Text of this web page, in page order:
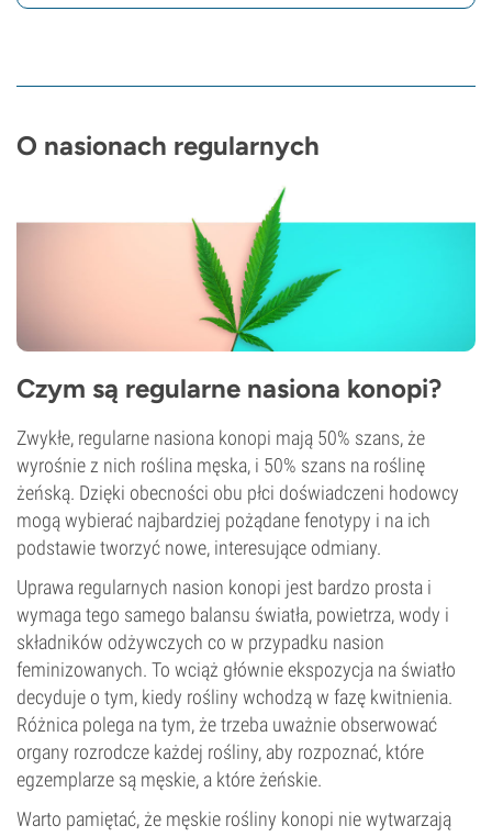
O nasionach regularnych
Czym są regularne nasiona konopi?
Zwykłe, regularne nasiona konopi mają 50% szans, że
wyrośnie z nich roślina męska, i 50% szans na roślinę
żeńską. Dzięki obecności obu płci doświadczeni hodowcy
mogą wybierać najbardziej pożądane fenotypy i na ich
podstawie tworzyć nowe, interesujące odmiany.
Uprawa regularnych nasion konopi jest bardzo prosta i
wymaga tego samego balansu światła, powietrza, wody i
składników odżywczych co w przypadku nasion
feminizowanych. To wciąż głównie ekspozycja na światło
decyduje o tym, kiedy rośliny wchodzą w fazę kwitnienia.
Różnica polega na tym, że trzeba uważnie obserwować
organy rozrodcze każdej rośliny, aby rozpoznać, które
egzemplarze są męskie, a które żeńskie.
Warto pamiętać, że męskie rośliny konopi nie wytwarzają